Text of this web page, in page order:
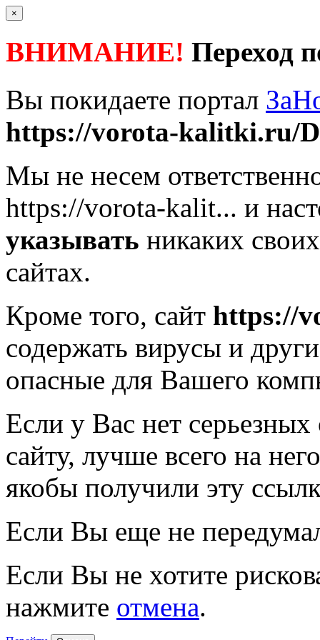
×
ВНИМАНИЕ! Переход
Вы покидаете портал
https://vorota-kalitki.ru/
Мы не несем
https://vorota-kalit... и
указывать никаких
сайтах.
Кроме того, сайт https://
содержать вирусы и
опасные для Вашего
Если у Вас нет
сайту, лучше всего на
якобы получили эту
Если Вы еще не
Если Вы не хотите
нажмите отмена.